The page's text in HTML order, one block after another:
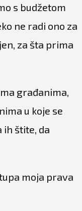
s budžetom
ne radi ono za
za šta prima
građanima,
u koje se
ih štite, da
moja prava